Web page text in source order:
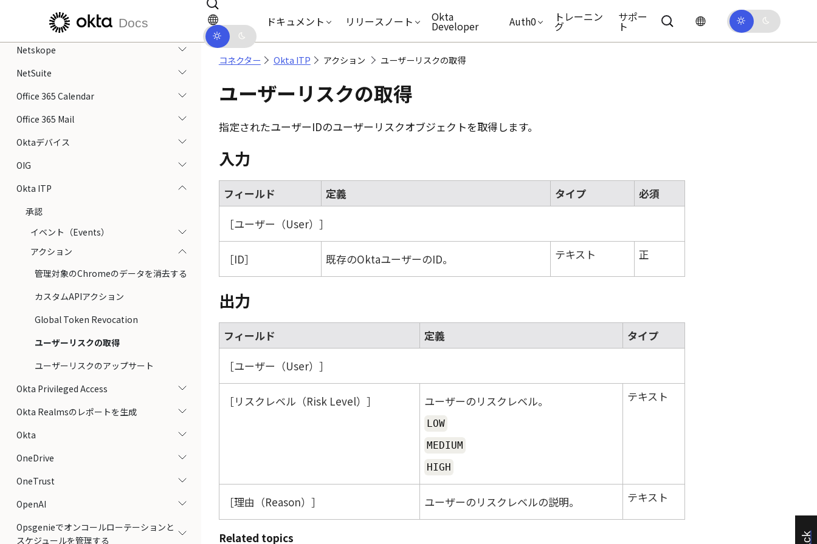
メインコンテンツにスキップ ドキュメントナビゲーションにスキップ
Docs ドキュメント リリースノート Okta
Developer Auth0 トレーニン
グ
サポー
ト
monday.com
Netskope
NetSuite
Office 365 Calendar
Office 365 Mail
Oktaデバイス
OIG
Okta ITP
承認
イベント（Events）
アクション
管理対象のChromeのデータを消去する
カスタムAPIアクション
Global Token Revocation
ユーザーリスクの取得
ユーザーリスクのアップサート
Okta Privileged Access
Okta Realmsのレポートを生成
Okta
OneDrive
OneTrust
OpenAI
Opsgenieでオンコールローテーションと
スケジュールを管理する
コネクター Okta ITP アクション ユーザーリスクの取得
ユーザーリスクの取得
指定されたユーザーIDのユーザーリスクオブジェクトを取得します。
入力
フィールド 定義 タイプ
必須
ユーザー（User）
ID 既存のOktaユーザーのID。 テキスト 正
出力
フィールド 定義
タイプ
ユーザー（User）
リスクレベル（Risk Level） ユーザーのリスクレベル。
LOW
MEDIUM
HIGH
テキスト
理由（Reason） ユーザーのリスクレベルの説明。 テキスト
Related topics